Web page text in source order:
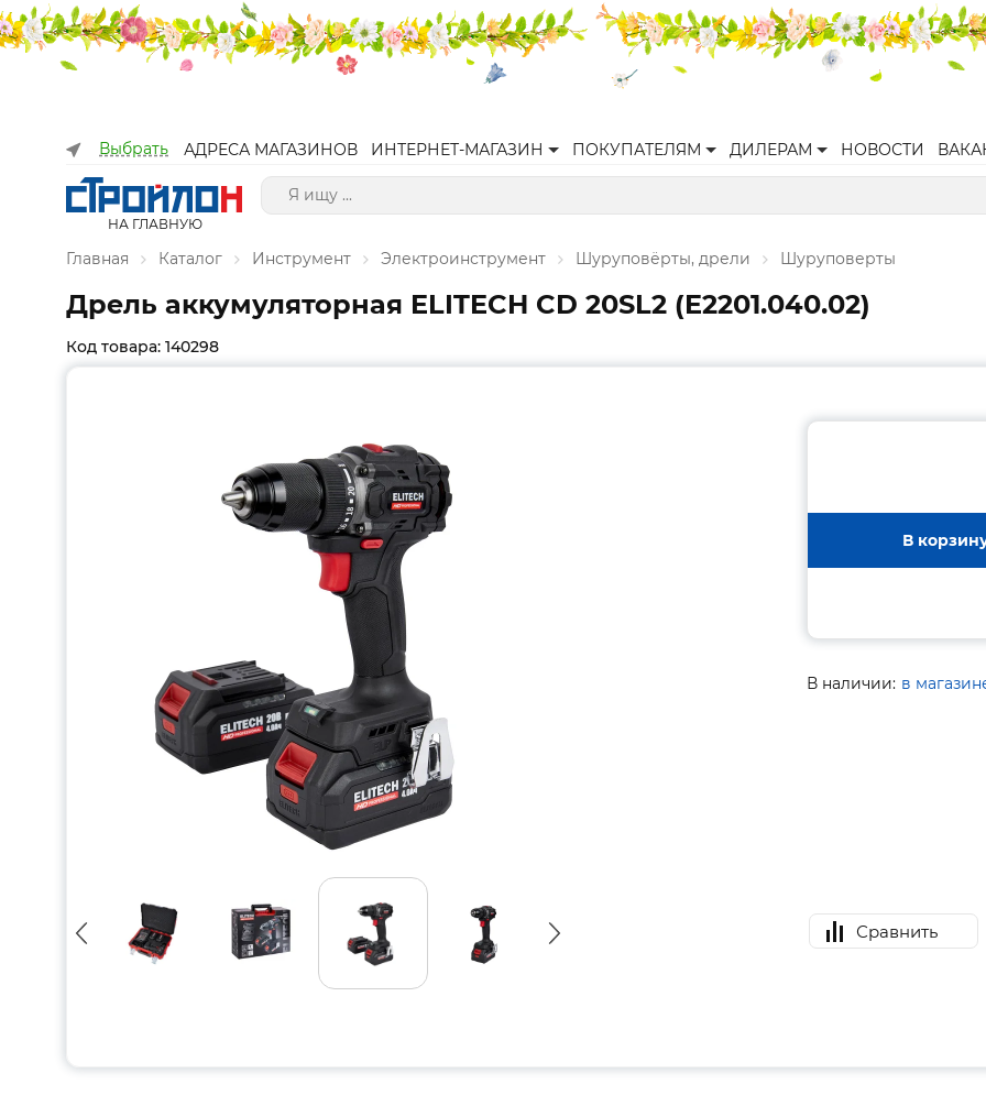
Выбрать АДРЕСА МАГАЗИНОВ ИНТЕРНЕТ-МАГАЗИН ПОКУПАТЕЛЯМ ДИЛЕРАМ НОВОСТИ
НА ГЛАВНУЮ
Главная Каталог Инструмент Электроинструмент Шуруповёрты, дрели Шуруповерты
Дрель аккумуляторная ELITECH CD 20SL2 (E2201.040.02)
Код товара: 140298
В
В наличии: в
Сравнить